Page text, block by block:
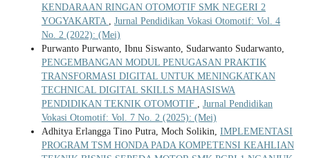
KENDARAAN RINGAN OTOMOTIF SMK NEGERI 2
YOGYAKARTA , Jurnal Pendidikan Vokasi Otomotif: Vol. 4
No. 2 (2022): (Mei)
Purwanto Purwanto, Ibnu Siswanto, Sudarwanto Sudarwanto,
PENGEMBANGAN MODUL PENUGASAN PRAKTIK
TRANSFORMASI DIGITAL UNTUK MENINGKATKAN
TECHNICAL DIGITAL SKILLS MAHASISWA
PENDIDIKAN TEKNIK OTOMOTIF , Jurnal Pendidikan
Vokasi Otomotif: Vol. 7 No. 2 (2025): (Mei)
Adhitya Erlangga Tino Putra, Moch Solikin, IMPLEMENTASI
PROGRAM TSM HONDA PADA KOMPETENSI KEAHLIAN